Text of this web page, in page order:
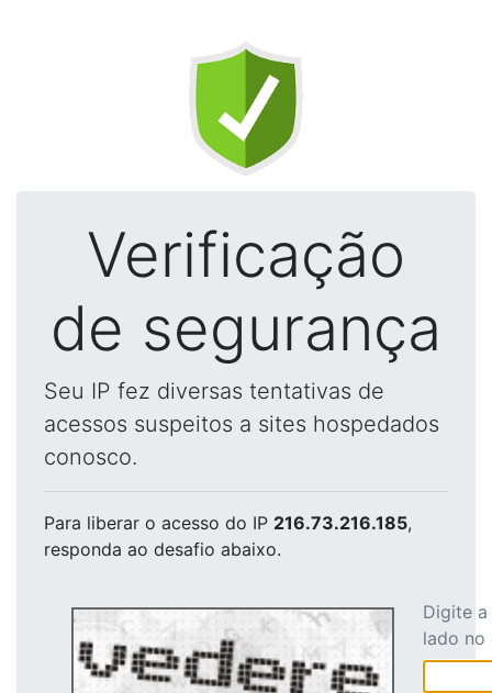
Verificação
de segurança
Seu IP fez diversas tentativas de
acessos suspeitos a sites hospedados
conosco.
Para liberar o acesso do IP 216.73.216.185,
responda ao desafio abaixo.
Digite
lado no